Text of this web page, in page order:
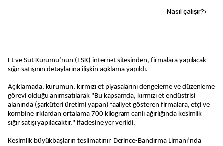
Nasıl çalışır?›
Et ve Süt Kurumu’nun (ESK) internet sitesinden, firmalara yapılacak
sığır satışının detaylarına ilişkin açıklama yapıldı.
Açıklamada, kurumun, kırmızı et piyasalarını dengeleme ve düzenleme
görevi olduğu anımsatılarak "Bu kapsamda, kırmızı et endüstrisi
alanında (şarküteri üretimi yapan) faaliyet gösteren firmalara, etçi ve
kombine ırklardan ortalama 700 kilogram canlı ağırlığında kesimlik
sığır satışı yapılacaktır." ifadesine yer verildi.
Kesimlik büyükbaşların teslimatının Derince-Bandırma Limanı’nda